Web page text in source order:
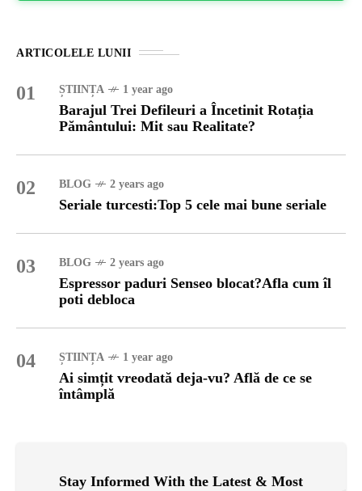
ARTICOLELE LUNII
01 ȘTIINȚA 1 year ago
Barajul Trei Defileuri a Încetinit Rotația
Pământului: Mit sau Realitate?
02 BLOG 2 years ago
Seriale turcesti:Top 5 cele mai bune seriale
03 BLOG 2 years ago
Espressor paduri Senseo blocat?Afla cum îl
poti debloca
04 ȘTIINȚA 1 year ago
Ai simțit vreodată deja-vu? Află de ce se
întâmplă
Stay Informed With the Latest & Most